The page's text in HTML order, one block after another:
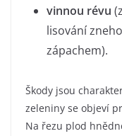
vinnou révu
lisování
zápachem).
Škody jsou
zeleniny se objeví
Na řezu plod